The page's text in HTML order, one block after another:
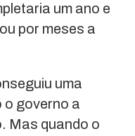
um ano e
por meses a
uma
o governo a
Mas quando o